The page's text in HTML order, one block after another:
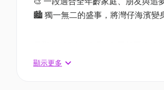
🏙️ 獨一無二的盛事，將灣仔海濱變
時間: 由3月15號起 開放時間為星期
顯示更多